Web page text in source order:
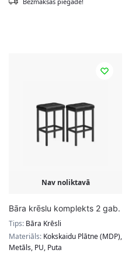
Nav noliktavā
Bāra krēslu komplekts 2 gab.
Tips: Bāra Krēsli
Materiāls: Kokskaidu Plātne (MDP),
Metāls, PU, Puta